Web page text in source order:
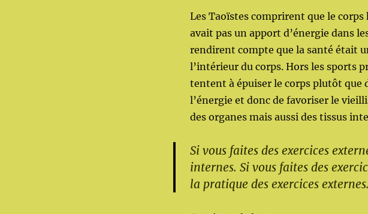
Les Taoïstes comprirent que le
avait pas un apport d’énergie dans
rendirent compte que la santé était
l’intérieur du corps. Hors les sports
tentent à épuiser le corps plutôt que
l’énergie et donc de favoriser le
des organes mais aussi des tissus
Si vous faites des exercices
internes. Si vous faites des
la pratique des exercices